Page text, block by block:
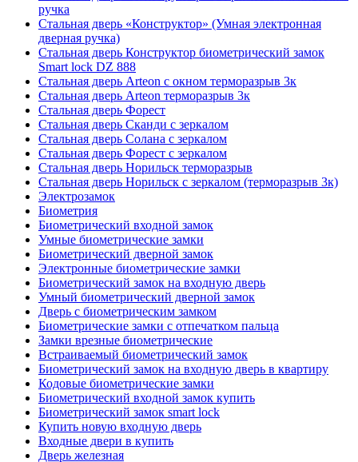
ручка
Стальная дверь «Конструктор» (Умная электронная
дверная ручка)
Стальная дверь Конструктор биометрический замок
Smart lock DZ 888
Стальная дверь Arteon с окном терморазрыв 3к
Стальная дверь Arteon терморазрыв 3к
Стальная дверь Форест
Стальная дверь Сканди с зеркалом
Стальная дверь Солана с зеркалом
Стальная дверь Форест с зеркалом
Стальная дверь Норильск терморазрыв
Стальная дверь Норильск с зеркалом (терморазрыв 3к)
Электрозамок
Биометрия
Биометрический входной замок
Умные биометрические замки
Биометрический дверной замок
Электронные биометрические замки
Биометрический замок на входную дверь
Умный биометрический дверной замок
Дверь с биометрическим замком
Биометрические замки с отпечатком пальца
Замки врезные биометрические
Встраиваемый биометрический замок
Биометрический замок на входную дверь в квартиру
Кодовые биометрические замки
Биометрический входной замок купить
Биометрический замок smart lock
Купить новую входную дверь
Входные двери в купить
Дверь железная